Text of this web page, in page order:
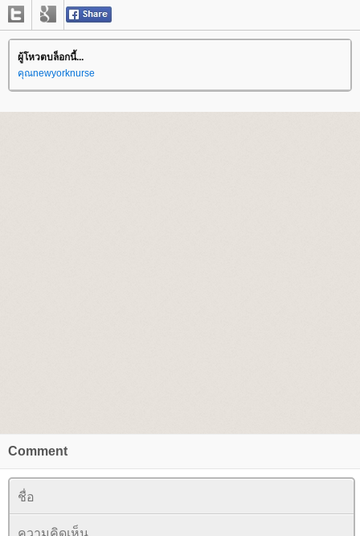
ผู้โหวตบล็อกนี้...
คุณnewyorknurse
Comment